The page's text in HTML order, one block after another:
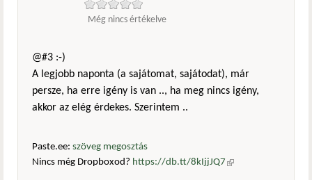
Még nincs értékelve
@#3 :-)
A legjobb naponta (a sajátomat, sajátodat), már
persze, ha erre igény is van .., ha meg nincs igény,
akkor az elég érdekes. Szerintem ..
Paste.ee: szöveg megosztás
Nincs még Dropboxod? https://db.tt/8kIjjJQ7 (külső